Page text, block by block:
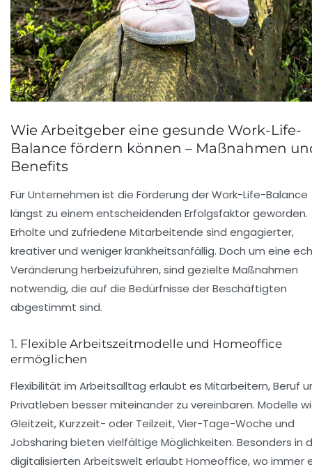
Wie Arbeitgeber eine gesunde Work-Life-
Balance fördern können – Maßnahmen
Benefits
Für Unternehmen ist die Förderung der Work-Life-Balance
längst zu einem entscheidenden Erfolgsfaktor geworden.
Erholte und zufriedene Mitarbeitende sind engagierter,
kreativer und weniger krankheitsanfällig. Doch um eine
Veränderung herbeizuführen, sind gezielte Maßnahmen
notwendig, die auf die Bedürfnisse der Beschäftigten
abgestimmt sind.
1. Flexible Arbeitszeitmodelle und Homeoffice
ermöglichen
Flexibilität im Arbeitsalltag erlaubt es Mitarbeitern, Beruf
Privatleben besser miteinander zu vereinbaren. Modelle
Gleitzeit, Kurzzeit- oder Teilzeit, Vier-Tage-Woche und
Jobsharing bieten vielfältige Möglichkeiten. Besonders in
digitalisierten Arbeitswelt erlaubt Homeoffice, wo immer